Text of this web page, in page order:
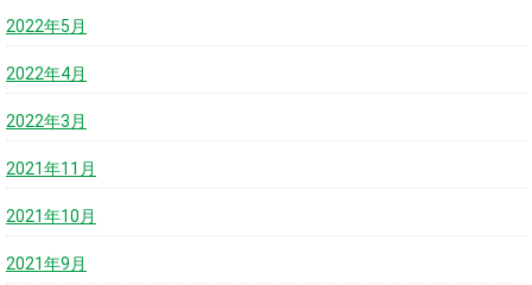
2022年5月
2022年4月
2022年3月
2021年11月
2021年10月
2021年9月